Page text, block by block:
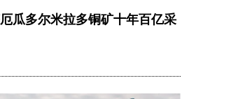
瓜多尔米拉多铜矿十年百亿采